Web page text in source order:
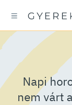
Napi
nem várt